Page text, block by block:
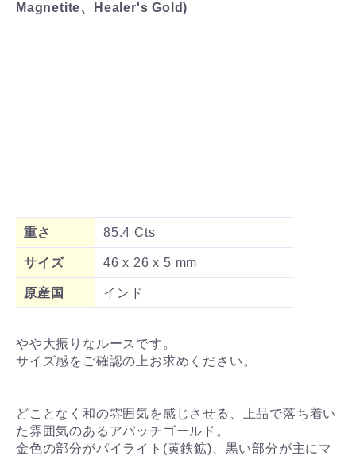
Magnetite、Healer's Gold)
重さ 85.4 Cts
サイズ 46 x 26 x 5 mm
原産国 インド
やや大振りなルースです。
サイズ感をご確認の上お求めください。
どことなく和の雰囲気を感じさせる、上品で落ち着い
た雰囲気のあるアパッチゴールド。
金色の部分がパイライト(黄鉄鉱)、黒い部分が主にマ